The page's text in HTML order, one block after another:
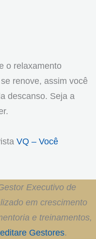
o relaxamento
renove, assim você
descanso. Seja a
VQ – Você
Executivo de
em crescimento
e treinamentos,
Gestores.